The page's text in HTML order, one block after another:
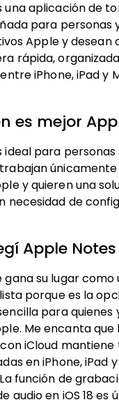
una aplicación de
para personas
Apple y desean
rápida,
iPhone, iPad y
es mejor
ideal para personas
únicamente
y quieren una
necesidad de
Apple Notes
gana su lugar como
porque es la
para quienes
Me encanta que
iCloud mantiene
en iPhone, iPad
función de
audio en iOS 18 es